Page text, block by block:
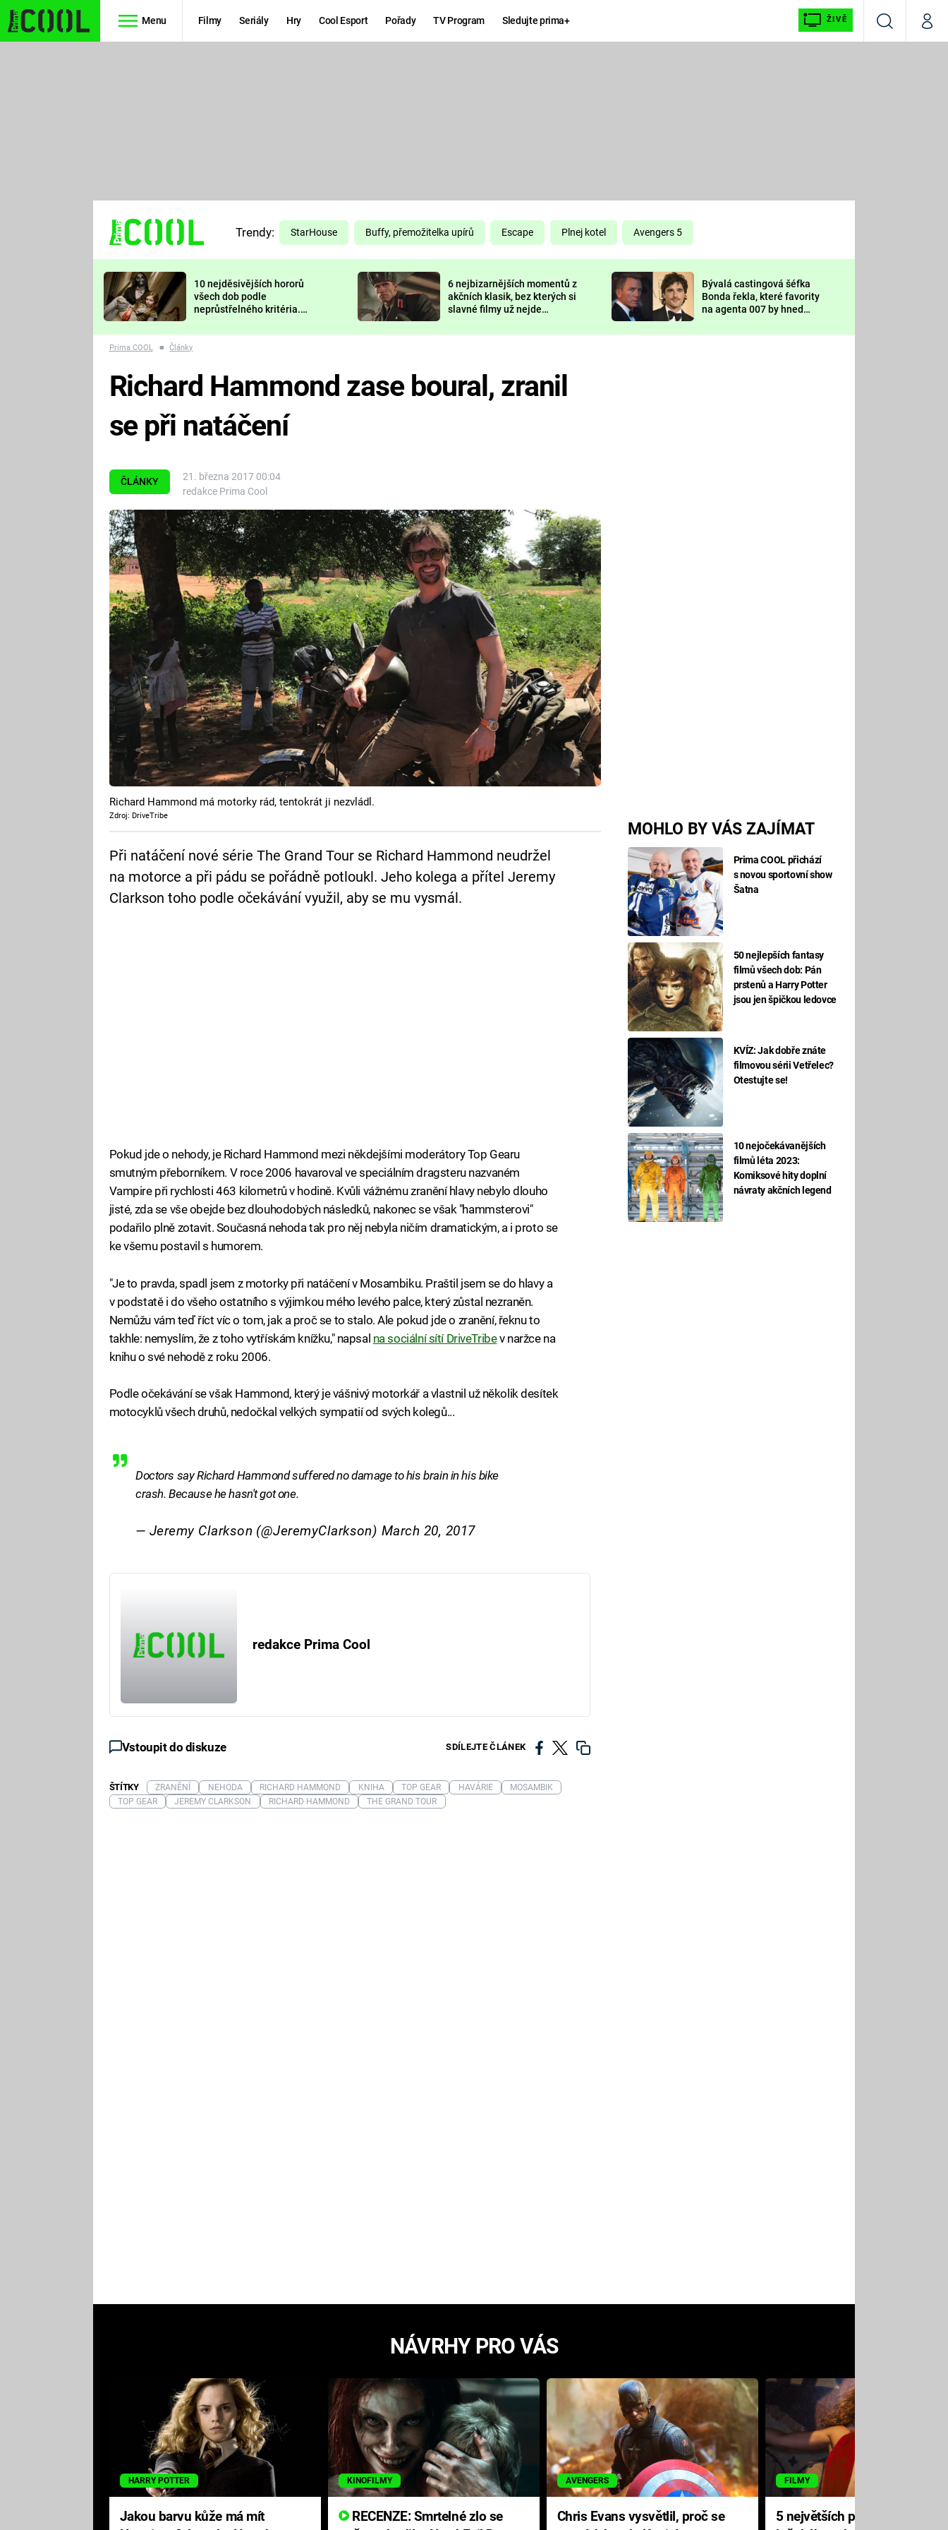
Menu Filmy Seriály Hry Cool Esport Pořady TV Program Sledujte prima+ ŽIVĚ
VyhledáváníMůj
TŘESKU
FUTURAMA
PREDÁTOR
DELIVERANCE
KOMEDIE
CHUCK
NORRIS
DEADPOOL
Prima LAJK
Sledujte nás
Trendy: StarHouse Buffy, přemožitelka upírů Escape Plnej kotel Avengers 5
10 nejděsivějších hororů
všech dob podle
neprůstřelného kritéria.
nejvíc zvednou tep?
6 nejbizarnějších momentů z
akčních klasik, bez kterých si
slavné filmy už nejde
Bývalá castingová šéfka
Bonda řekla, které favority
na agenta 007 by hned
Prima COOL ■ Články
ČLÁNKY
21. března 2017 00:04
redakce Prima Cool
MOHLO BY VÁS ZAJÍMAT
Prima COOL přichází
s novou sportovní show
Šatna
50 nejlepších fantasy
filmů všech dob: Pán
prstenů a Harry Potter
jsou jen špičkou ledovce
KVÍZ: Jak dobře znáte
filmovou sérii Vetřelec?
Otestujte se!
10 nejočekávanějších
filmů léta 2023:
Komiksové hity doplní
návraty akčních legend
Richard Hammond zase boural, zranil
se při natáčení
Richard Hammond má motorky rád, tentokrát ji nezvládl.
Zdroj: DriveTribe
Při natáčení nové série The Grand Tour se Richard Hammond neudržel
na motorce a při pádu se pořádně potloukl. Jeho kolega a přítel Jeremy
Clarkson toho podle očekávání využil, aby se mu vysmál.
Pokud jde o nehody, je Richard Hammond mezi někdejšími moderátory Top Gearu
smutným přeborníkem. V roce 2006 havaroval ve speciálním dragsteru nazvaném
Vampire při rychlosti 463 kilometrů v hodině. Kvůli vážnému zranění hlavy nebylo dlouho
jisté, zda se vše obejde bez dlouhodobých následků, nakonec se však "hammsterovi"
podařilo plně zotavit. Současná nehoda tak pro něj nebyla ničím dramatickým, a i proto se
ke všemu postavil s humorem.
"Je to pravda, spadl jsem z motorky při natáčení v Mosambiku. Praštil jsem se do hlavy a
v podstatě i do všeho ostatního s výjimkou mého levého palce, který zůstal nezraněn.
Nemůžu vám teď říct víc o tom, jak a proč se to stalo. Ale pokud jde o zranění, řeknu to
takhle: nemyslím, že z toho vytřískám knížku," napsal na sociální sítí DriveTribev naržce na
knihu o své nehodě z roku 2006.
Podle očekávání se však Hammond, který je vášnivý motorkář a vlastnil už několik desítek
motocyklů všech druhů, nedočkal velkých sympatií od svých kolegů...
Doctors say Richard Hammond suffered no damage to his brain in his bike
crash. Because he hasn't got one.
— Jeremy Clarkson (@JeremyClarkson) March 20, 2017
redakce Prima Cool
Vstoupit do diskuze SDÍLEJTE ČLÁNEK
ŠTÍTKY ZRANĚNÍ NEHODA RICHARD HAMMOND KNIHA TOP GEAR HAVÁRIE
MOSAMBIK
TOP GEAR
JEREMY CLARKSON RICHARD HAMMOND THE GRAND TOUR
NÁVRHY PRO VÁS
HARRY POTTER
Jakou barvu kůže má mít
KINOFILMY
RECENZE: Smrtelné zlo se
AVENGERS
Chris Evans vysvětlil, proč se
FILMY
5 největších propadáků